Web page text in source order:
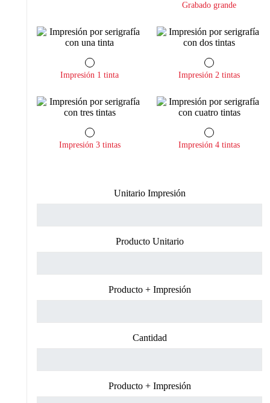
Grabado grande
Impresión 1 tinta Impresión 2 tintas
Impresión 3 tintas Impresión 4 tintas
Unitario Impresión
Producto Unitario
Producto + Impresión
Cantidad
Producto + Impresión